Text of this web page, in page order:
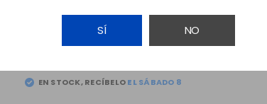
SÍ NO
EN STOCK, RECÍBELOELSÁBADO 8